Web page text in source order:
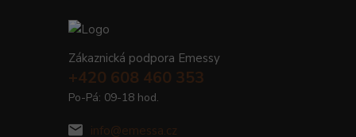
Zákaznická podpora Emessy
+420 608 460 353
Po-Pá: 09-18 hod.
info@emessa.cz